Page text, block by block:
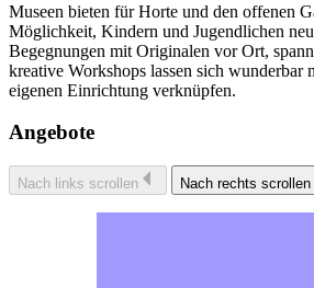
Museen bieten für Horte und den offenen
Möglichkeit, Kindern und Jugendlichen
Begegnungen mit Originalen vor Ort,
kreative Workshops lassen sich wunderbar
eigenen Einrichtung verknüpfen.
Angebote
Nach links scrollen Nach rechts scrollen